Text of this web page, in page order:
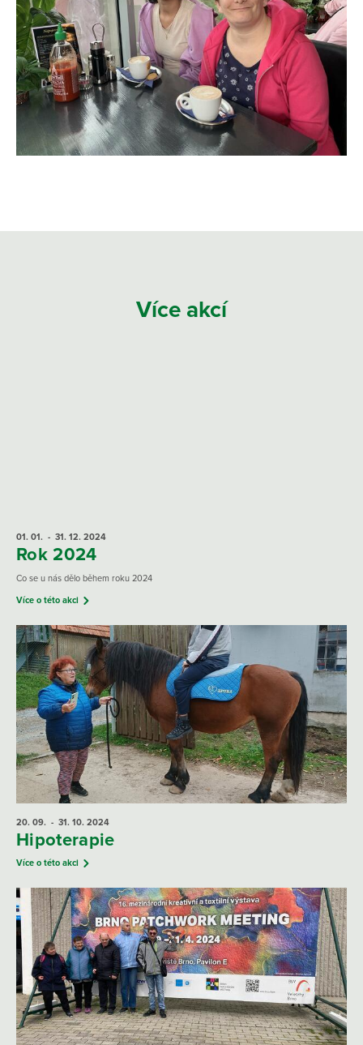
Více akcí
01. 01. - 31. 12. 2024
Rok 2024
Co se u nás dělo během roku 2024
Více o této akci
20. 09. - 31. 10. 2024
Hipoterapie
Více o této akci